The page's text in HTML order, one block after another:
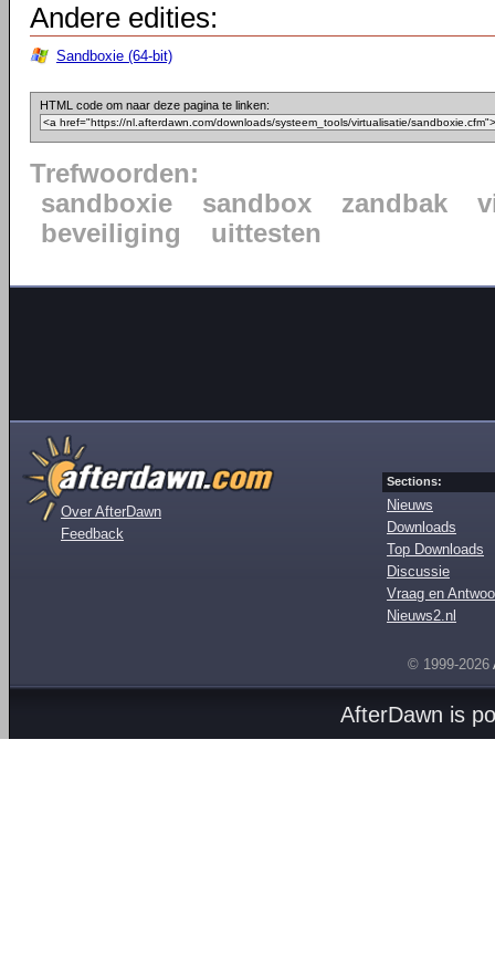
Andere edities:
Sandboxie (64-bit)
HTML code om naar deze pagina te linken:
Trefwoorden:
sandboxie
sandbox zandbak
beveiliging
uittesten
Over AfterDawn
Feedback
Sections:
Nieuws
Downloads
Top Downloads
Discussie
Vraag en
Nieuws2.nl
© 1999-2026
AfterDawn is